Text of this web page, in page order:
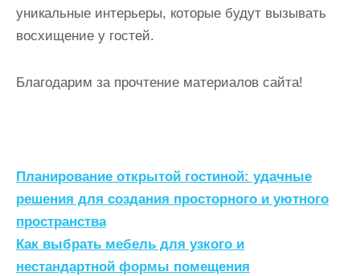
уникальные интерьеры, которые будут вызывать
восхищение у гостей.
Благодарим за прочтение материалов сайта!
Н
а
в
и
Планирование открытой гостиной: удачные
решения для создания просторного и уютного
пространства
Как выбрать мебель для узкого и
нестандартной формы помещения